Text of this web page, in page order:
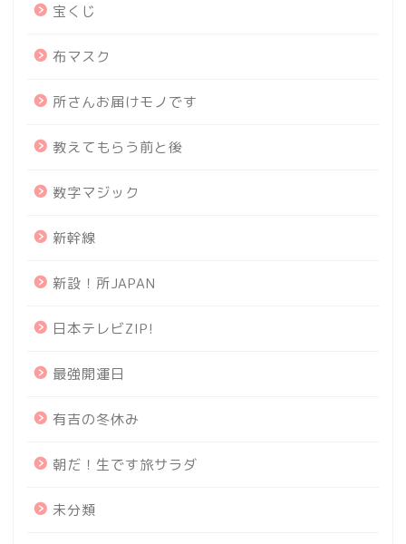
宝くじ
布マスク
所さんお届けモノです
教えてもらう前と後
数字マジック
新幹線
新設！所JAPAN
日本テレビZIP!
最強開運日
有吉の冬休み
朝だ！生です旅サラダ
未分類